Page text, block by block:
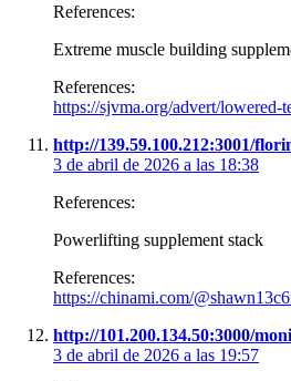
References:
Extreme muscle building
References:
https://sjvma.org/advert/lowered-
http://139.59.100.212:3001/
3 de abril de 2026 a las 18:38
References:
Powerlifting supplement stack
References:
https://chinami.com/
http://101.200.134.50:3000/
3 de abril de 2026 a las 19:57